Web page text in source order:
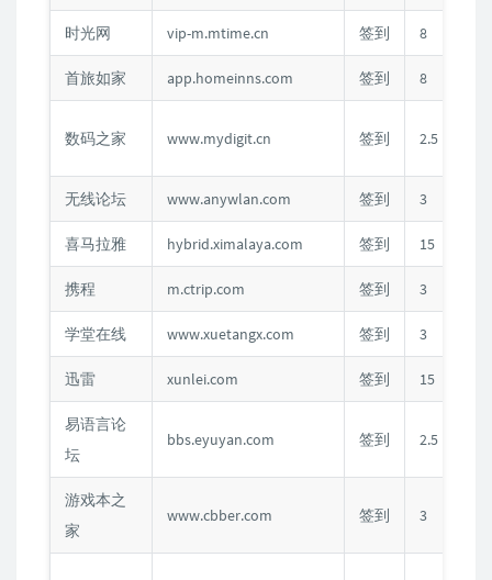
时光网 vip-m.mtime.cn 签到 8
首旅如家 app.homeinns.com 签到 8
数码之家 www.mydigit.cn 签到 2.5
无线论坛 www.anywlan.com 签到 3
喜马拉雅 hybrid.ximalaya.com 签到 15
携程 m.ctrip.com 签到 3
学堂在线 www.xuetangx.com 签到 3
迅雷 xunlei.com 签到 15
易语言论
坛
bbs.eyuyan.com 签到 2.5
游戏本之
家
www.cbber.com 签到 3